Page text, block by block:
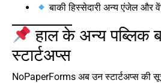
बाकी हिस्सेदारी अन्य एंजेल और
हाल के अन्य पब्लिक
स्टार्टअप्स
NoPaperForms अब उन स्टार्टअप्स की